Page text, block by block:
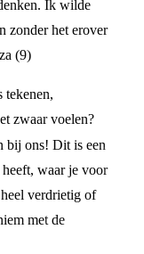
Ik wilde
zonder het erover
(9)
tekenen,
zwaar voelen?
bij ons! Dit is een
waar je voor
verdrietig of
met de